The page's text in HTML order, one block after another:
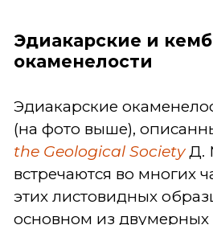
Эдиакарские и
окаменелости
Эдиакарские
(на фото выше),
the Geological SocietyД.
встречаются во многих
этих листовидных
основном из двумерных